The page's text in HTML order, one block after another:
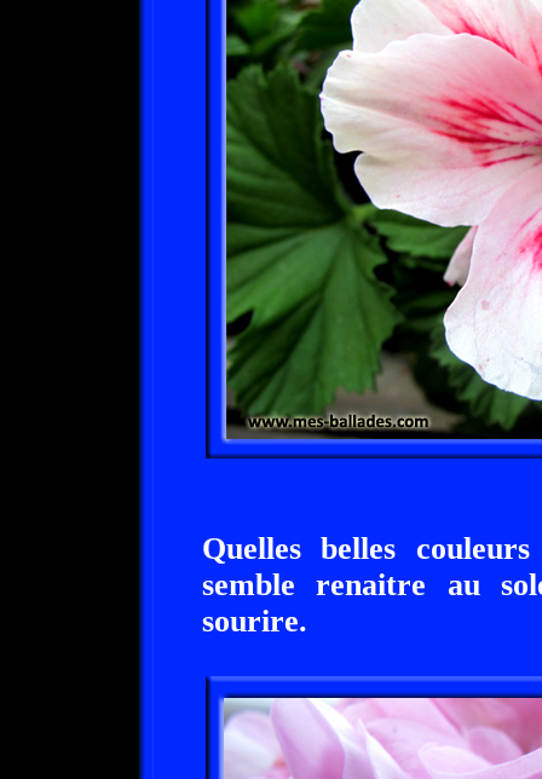
Quelles belles
semble renaitre au
sourire.